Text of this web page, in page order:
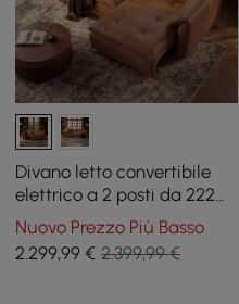
Divano letto convertibile
elettrico a 2 posti da 222
cm in vera pelle con
poggiatesta regolabili
Nuovo Prezzo Più Basso
2.299,99 € 2.399,99 €